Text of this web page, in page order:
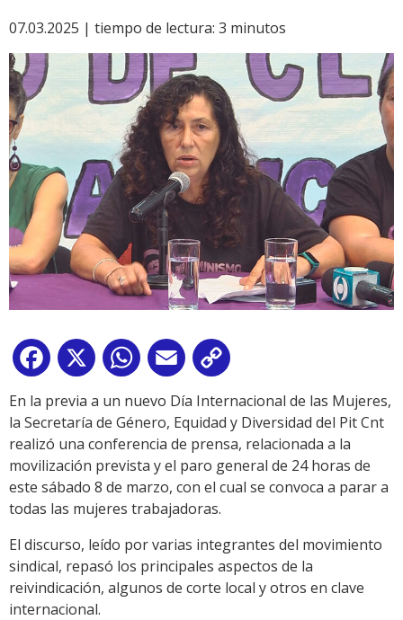
07.03.2025 | tiempo de lectura: 3 minutos
Facebook
X WhatsApp
Email
Link
En la previa a un nuevo Día Internacional de las Mujeres,
la Secretaría de Género, Equidad y Diversidad del Pit Cnt
realizó una conferencia de prensa, relacionada a la
movilización prevista y el paro general de 24 horas de
este sábado 8 de marzo, con el cual se convoca a parar a
todas las mujeres trabajadoras.
El discurso, leído por varias integrantes del movimiento
sindical, repasó los principales aspectos de la
reivindicación, algunos de corte local y otros en clave
internacional.